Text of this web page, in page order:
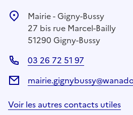
Mairie - Gigny-Bussy
27 bis rue Marcel-Bailly
51290 Gigny-Bussy
03 26 72 51 97
Voir les autres contacts utiles